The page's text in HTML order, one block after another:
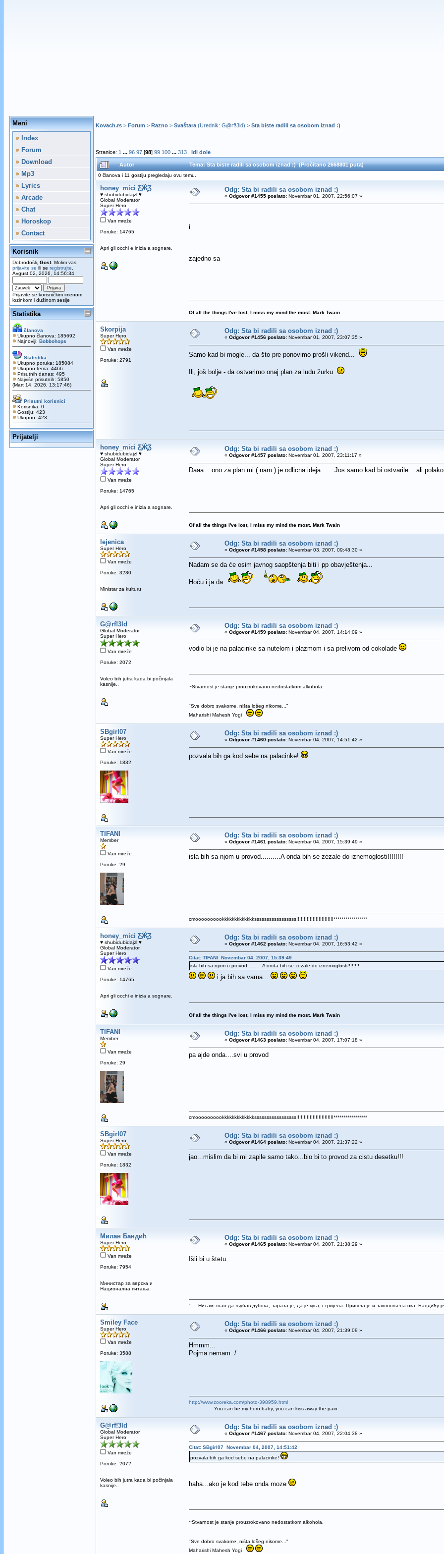
Meni
Index
Forum
Download
Mp3
Lyrics
Arcade
Chat
Horoskop
Contact
Korisnik
Dobrodošli, Gost. Molim vas
prijavite se ili se registrujte
Avgust 02, 2026, 14:56:34
Prijavite se korisničkim imenom,
lozinkom i dužinom sesije
Statistika
članova
Ukupno članova: 185692
Najnoviji: Bobbohops
Statistika
Ukupno poruka: 185084
Ukupno tema: 4466
Prisutnih danas: 495
Najviše prisutnih: 5850
(Mart 14, 2026, 13:17:46)
Prisutni korisnici
Korisnika: 0
Gostiju: 423
Ukupno: 423
Prijatelji
Kovach.rs> Forum > Razno> Svaštara(Urednik: G@rf!3ld) > Sta biste radili sa osobom iznad :)
Stranice: 1 ... 96 97[98] 99 100 ... 313 Idi dole
Autor Tema: Sta biste radili sa osobom iznad :) (Pročitano 2668801 puta)
0 članova i 11 gostiju pregledaju ovu temu.
honey_mici Ƹ̵̡Ӝ̵̨̄Ʒ
♥ shubidubidajzl ♥
Global Moderator
Super Hero
Van mreže
Poruke: 14765
Apri gli occhi e inizia a sognare.
Odg: Sta bi radili sa osobom iznad :)
« Odgovor #1455 poslato:Novembar 01, 2007, 22:56:07 »
i
zajedno sa
Of all the things I've lost, I miss my mind the most. Mark Twain
Skorpija
Super Hero
Van mreže
Poruke: 2791
Odg: Sta bi radili sa osobom iznad :)
« Odgovor #1456 poslato:Novembar 01, 2007, 23:07:35 »
Samo kad bi mogle... da što pre ponovimo prošli vikend...
Ili, još bolje - da ostvarimo onaj plan za ludu žurku
honey_mici Ƹ̵̡Ӝ̵̨̄Ʒ
♥ shubidubidajzl ♥
Global Moderator
Super Hero
Van mreže
Poruke: 14765
Apri gli occhi e inizia a sognare.
Odg: Sta bi radili sa osobom iznad :)
« Odgovor #1457 poslato:Novembar 01, 2007, 23:11:17 »
Daaa... ono za plan mi ( nam ) je odlicna ideja... Jos samo kad bi ostvarile... ali
Of all the things I've lost, I miss my mind the most. Mark Twain
lejenica
Super Hero
Van mreže
Poruke: 3280
Ministar za kulturu
Odg: Sta bi radili sa osobom iznad :)
« Odgovor #1458 poslato:Novembar 03, 2007, 09:48:30 »
Nadam se da će osim javnog saopštenja biti i pp obavještenja...
Hoću i ja da
G@rf!3ld
Global Moderator
Super Hero
Van mreže
Poruke: 2072
Voleo bih jutra kada bi počinjala
kasnije..
Odg: Sta bi radili sa osobom iznad :)
« Odgovor #1459 poslato:Novembar 04, 2007, 14:14:09 »
vodio bi je na palacinke sa nutelom i plazmom i sa prelivom od cokolade
~Stvarnost je stanje prouzrokovano nedostatkom alkohola.
"Sve dobro svakome, ništa lošeg nikome..."
Maharishi Mahesh Yogi
SBgirl07
Super Hero
Van mreže
Poruke: 1832
Odg: Sta bi radili sa osobom iznad :)
« Odgovor #1460 poslato:Novembar 04, 2007, 14:51:42 »
pozvala bih ga kod sebe na palacinke!
TIFANI
Member
Van mreže
Poruke: 29
Odg: Sta bi radili sa osobom iznad :)
« Odgovor #1461 poslato:Novembar 04, 2007, 15:39:49 »
isla bih sa njom u provod..........A onda bih se zezale do iznemoglosti!!!!!!!!
cmoooooooookkkkkkkkkkkkksssssssssssssssss!!!!!!!!!!!!!!!!!!!!!!!!!*****************
honey_mici Ƹ̵̡Ӝ̵̨̄Ʒ
♥ shubidubidajzl ♥
Global Moderator
Super Hero
Van mreže
Poruke: 14765
Apri gli occhi e inizia a sognare.
Odg: Sta bi radili sa osobom iznad :)
« Odgovor #1462 poslato:Novembar 04, 2007, 16:53:42 »
Citat: TIFANI Novembar 04, 2007, 15:39:49
isla bih sa njom u provod..........A onda bih se zezale do iznemoglosti!!!!!!!!
i ja bih sa vama...
Of all the things I've lost, I miss my mind the most. Mark Twain
TIFANI
Member
Van mreže
Poruke: 29
Odg: Sta bi radili sa osobom iznad :)
« Odgovor #1463 poslato:Novembar 04, 2007, 17:07:18 »
pa ajde onda....svi u provod
cmoooooooookkkkkkkkkkkkksssssssssssssssss!!!!!!!!!!!!!!!!!!!!!!!!!*****************
SBgirl07
Super Hero
Van mreže
Poruke: 1832
Odg: Sta bi radili sa osobom iznad :)
« Odgovor #1464 poslato:Novembar 04, 2007, 21:37:22 »
jao...mislim da bi mi zapile samo tako...bio bi to provod za cistu desetku!!!
Милан Бандић
Super Hero
Van mreže
Poruke: 7954
Mинистар за верска и
Национална питања
Odg: Sta bi radili sa osobom iznad :)
« Odgovor #1465 poslato:Novembar 04, 2007, 21:38:29 »
Išli bi u štetu.
" ... Нисам знао да љубав дубока, зараза је, да је куга, стријела. Пришла је и заклопљена ока, Бандићу
Smiley Face
Super Hero
Van mreže
Poruke: 3588
Odg: Sta bi radili sa osobom iznad :)
« Odgovor #1466 poslato:Novembar 04, 2007, 21:39:09 »
Hmmm...
Pojma nemam :/
http://www.zooreka.com/photo-398959.html
You can be my hero baby, you can kiss away the pain.
G@rf!3ld
Global Moderator
Super Hero
Van mreže
Poruke: 2072
Voleo bih jutra kada bi počinjala
kasnije..
Odg: Sta bi radili sa osobom iznad :)
« Odgovor #1467 poslato:Novembar 04, 2007, 22:04:38 »
Citat: SBgirl07 Novembar 04, 2007, 14:51:42
pozvala bih ga kod sebe na palacinke!
haha...ako je kod tebe onda moze
~Stvarnost je stanje prouzrokovano nedostatkom alkohola.
"Sve dobro svakome, ništa lošeg nikome..."
Maharishi Mahesh Yogi